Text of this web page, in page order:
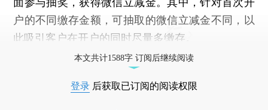
户的不同缴存金额，可抽取的微信立减金不同，以
此吸引客户在开户的同时尽量多缴存。
本文共计1588字 订阅后继续阅读
登录 后获取已订阅的阅读权限